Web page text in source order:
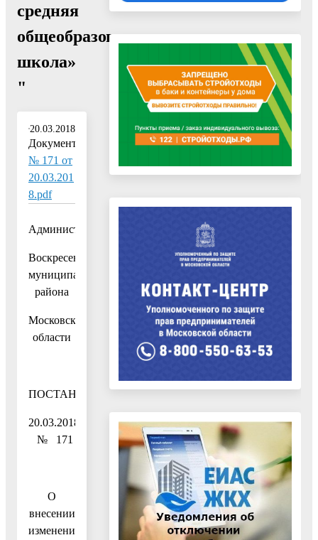
средняя
общеобразовательная
школа»
"
20.03.2018
Документ:
№ 171 от
20.03.201
8.pdf
Администрация
Воскресенского
муниципального
района
Московской
области
ПОСТАНОВЛЕНИЕ
20.03.2018
№ 171
О
внесении
изменений